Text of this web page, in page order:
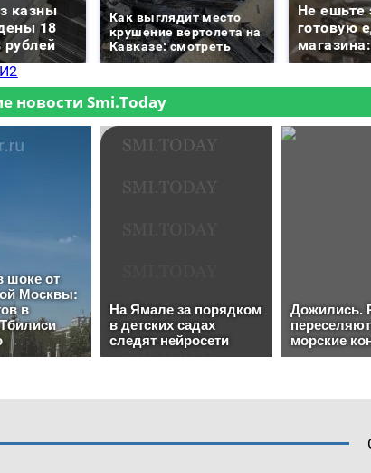
казны
18
рублей
Как выглядит место
крушение вертолета на
Кавказе: смотреть
Не ешьте
готовую